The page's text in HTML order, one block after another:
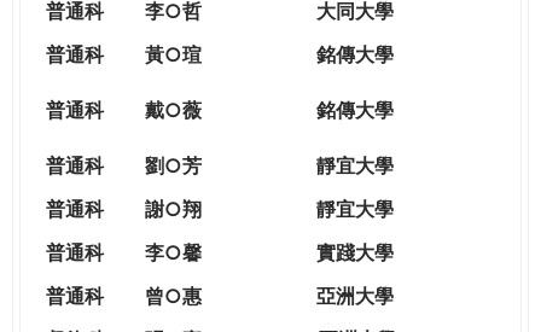
普通科
李○哲
大同大學
普通科
黃○瑄 銘傳大學
普通科 戴○薇 銘傳大學
普通科 劉○芳
靜宜大學
普通科
謝○翔
靜宜大學
普通科
李○馨
實踐大學
普通科
曾○惠
亞洲大學